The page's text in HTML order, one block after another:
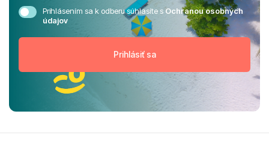
Prihlásením sa k odberu súhlasíte sOchranou osobných
údajov